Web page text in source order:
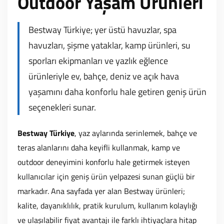
1.599,00 TL
Bestway 68107 Pop-Açıl Plaj Çadırı 2 Kişilik
4.490,00 TL
Bestway Prefabrik Havuz Power Steel Vista Serisi 2 Prefabrik Yer Üstü
53.520,00 TL
66.900,00 TL
Bestway Prefabrik Havuz Hydrium Çelik Duvarlı Prefabrik Yer Üstü
115.920,00 TL
144.900,00 TL
Bestway Prefabrik Havuz Hydrium Çelik Duvarlı Prefabrik Yer Üstü
24.900,00 TL
H2OGO! 53301 Turbo Splash Zone Şişme Su Oyun Parkı 2.70 m
32.720,00 TL
40.900,00 TL
Bestway Prefabrik Havuz APX 365 Çember Prefabrik Havuz Seti 5,49 m
122.900,00 TL
Bestway Preefabrik Havuz Power Steel Vista Serisi 2- Prefabrik Yer
93.510,00 TL
103.900,00 TL
Bestway Prefabrik Havuz Steel Pro MAX Yer Üstü Prefabrik Çember
Bestway Türkiye; yer üstü havuzlar, spa
havuzları, şişme yataklar, kamp ürünleri, su
sporları ekipmanları ve yazlık eğlence
ürünleriyle ev, bahçe, deniz ve açık hava
yaşamını daha konforlu hale getiren geniş ürün
seçenekleri sunar.
Bestway Türkiye, yaz aylarında serinlemek, bahçe ve
teras alanlarını daha keyifli kullanmak, kamp ve
outdoor deneyimini konforlu hale getirmek isteyen
kullanıcılar için geniş ürün yelpazesi sunan güçlü bir
markadır. Ana sayfada yer alan Bestway ürünleri;
kalite, dayanıklılık, pratik kurulum, kullanım kolaylığı
ve ulaşılabilir fiyat avantajı ile farklı ihtiyaçlara hitap